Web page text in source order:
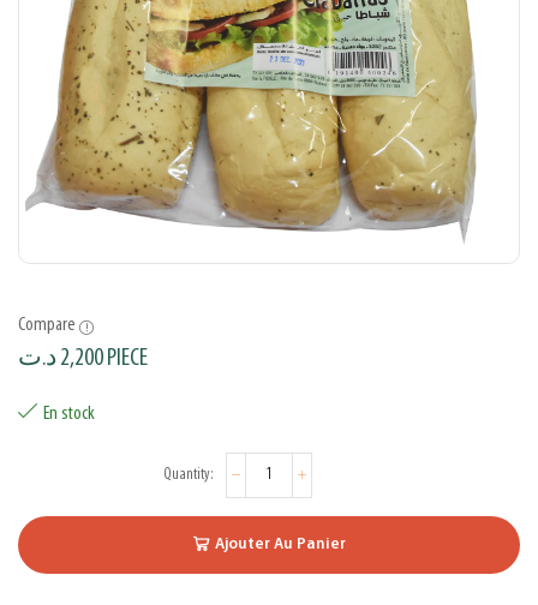
Compare
2,200د.ت PIECE
En stock
Ajouter Au Panier